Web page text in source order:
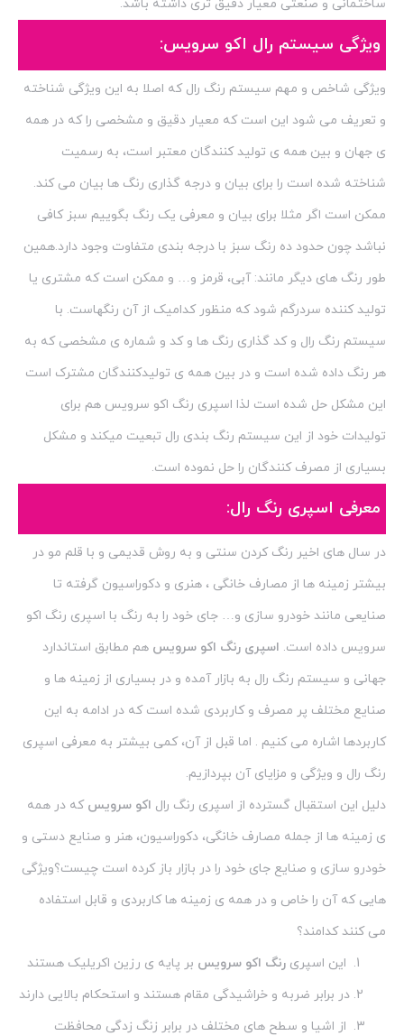
ساختمانی و صنعتی معیار دقیق تری داشته باشد.
ویژگی سیستم رال اکو سرویس:
ویژگی شاخص و مهم سیستم رنگ رال که اصلا به این ویژگی شناخته
و تعریف می شود این است که معیار دقیق و مشخصی را که در همه
ی جهان و بین همه ی تولید کنندگان معتبر است، به رسمیت
شناخته شده است را برای بیان و درجه گذاری رنگ ها بیان می کند.
ممکن است اگر مثلا برای بیان و معرفی یک رنگ بگوییم سبز کافی
نباشد چون حدود ده رنگ سبز با درجه بندی متفاوت وجود دارد.همین
طور رنگ های دیگر مانند: آبی، قرمز و… و ممکن است که مشتری یا
تولید کننده سردرگم شود که منظور کدامیک از آن رنگهاست. با
سیستم رنگ رال و کد گذاری رنگ ها و کد و شماره ی مشخصی که به
هر رنگ داده شده است و در بین همه ی تولیدکنندگان مشترک است
این مشکل حل شده است لذا اسپری رنگ اکو سرویس هم برای
تولیدات خود از این سیستم رنگ بندی رال تبعیت میکند و مشکل
بسیاری از مصرف کنندگان را حل نموده است.
معرفی اسپری رنگ رال:
در سال های اخیر رنگ کردن سنتی و به روش قدیمی و با قلم مو در
بیشتر زمینه ها از مصارف خانگی ، هنری و دکوراسیون گرفته تا
صنایعی مانند خودرو سازی و… جای خود را به رنگ با اسپری رنگ اکو
سرویس داده است. اسپری رنگ اکو سرویس هم مطابق استاندارد
جهانی و سیستم رنگ رال به بازار آمده و در بسیاری از زمینه ها و
صنایع مختلف پر مصرف و کاربردی شده است که در ادامه به این
کاربردها اشاره می کنیم . اما قبل از آن، کمی بیشتر به معرفی اسپری
رنگ رال و ویژگی و مزایای آن بپردازیم.
دلیل این استقبال گسترده از اسپری رنگ رال اکو سرویس که در همه
ی زمینه ها از جمله مصارف خانگی، دکوراسیون، هنر و صنایع دستی و
خودرو سازی و صنایع جای خود را در بازار باز کرده است چیست؟ویژگی
هایی که آن را خاص و در همه ی زمینه ها کاربردی و قابل استفاده
می کنند کدامند؟
این اسپری رنگ اکو سرویس بر پایه ی رزین اکریلیک هستند
در برابر ضربه و خراشیدگی مقام هستند و استحکام بالایی دارند
از اشیا و سطح های مختلف در برابر زنگ زدگی محافظت